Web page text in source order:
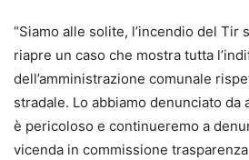
“Siamo alle solite, l’incendio del Tir
riapre un caso che mostra tutta
dell’amministrazione comunale
stradale. Lo abbiamo denunciato da
è pericoloso e continueremo a
vicenda in commissione